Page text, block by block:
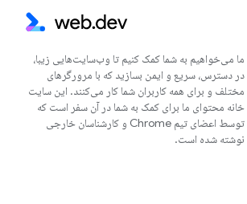
ما می‌خواهیم به شما کمک کنیم تا وب‌سایت‌هایی زیبا،
در دسترس، سریع و ایمن بسازید که با مرورگرهای
مختلف و برای همه کاربران شما کار می‌کنند. این سایت
خانه محتوای ما برای کمک به شما در آن سفر است که
توسط اعضای تیم Chrome و کارشناسان خارجی
نوشته شده است.